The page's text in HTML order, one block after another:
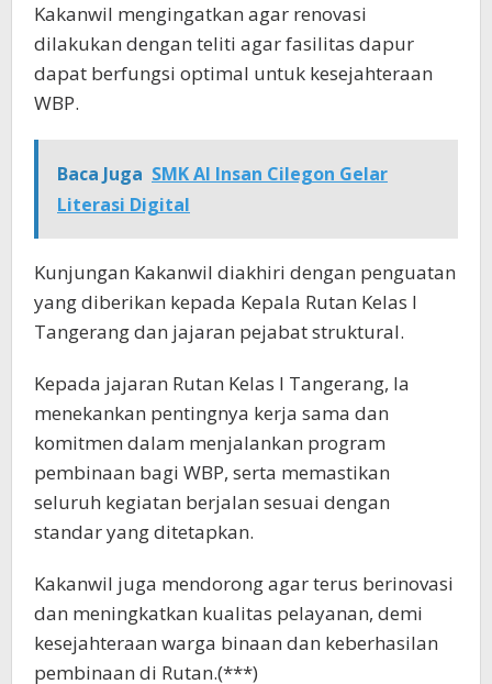
Kakanwil mengingatkan agar renovasi
dilakukan dengan teliti agar fasilitas dapur
dapat berfungsi optimal untuk kesejahteraan
WBP.
Baca Juga SMK Al Insan Cilegon Gelar
Literasi Digital
Kunjungan Kakanwil diakhiri dengan penguatan
yang diberikan kepada Kepala Rutan Kelas I
Tangerang dan jajaran pejabat struktural.
Kepada jajaran Rutan Kelas I Tangerang, Ia
menekankan pentingnya kerja sama dan
komitmen dalam menjalankan program
pembinaan bagi WBP, serta memastikan
seluruh kegiatan berjalan sesuai dengan
standar yang ditetapkan.
Kakanwil juga mendorong agar terus berinovasi
dan meningkatkan kualitas pelayanan, demi
kesejahteraan warga binaan dan keberhasilan
pembinaan di Rutan.(***)